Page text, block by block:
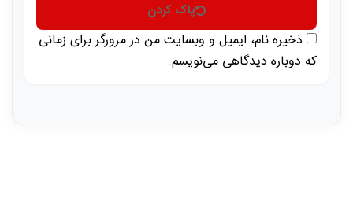
پاک کردن
ذخیره نام، ایمیل و وبسایت من در مرورگر برای زمانی
که دوباره دیدگاهی می‌نویسم.